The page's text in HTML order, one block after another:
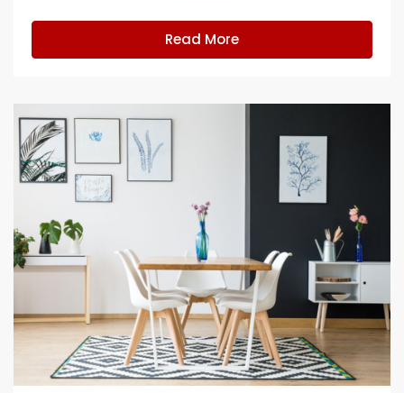
Read More